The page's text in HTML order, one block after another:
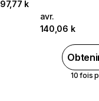
97,77 k
avr.
140,06 k
10 fois